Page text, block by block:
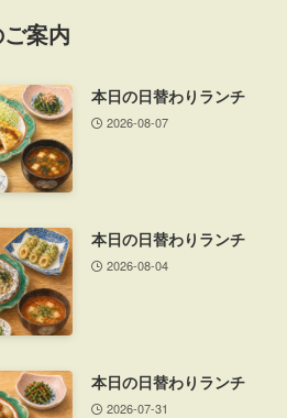
案内
本日の日替わりランチ
2026-08-07
本日の日替わりランチ
2026-08-04
本日の日替わりランチ
2026-07-31